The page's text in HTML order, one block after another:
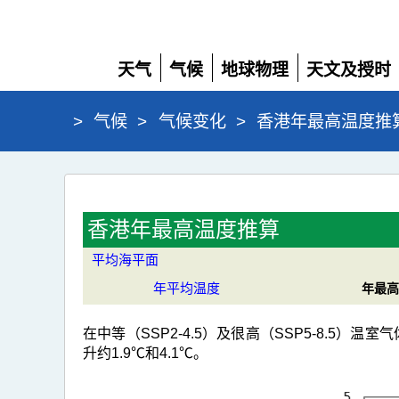
天气
展
开
气候
展
开
地球物理
展
开
天文及授时
展
开
> 气候 > 气候变化 > 香港年最高温度推
香
港
年
温
度
香港年最高温度推算
平均海平面
年平均温度
年最
在中等（SSP2-4.5）及很高（SSP5-8.5）温室
升约1.9℃和4.1℃。